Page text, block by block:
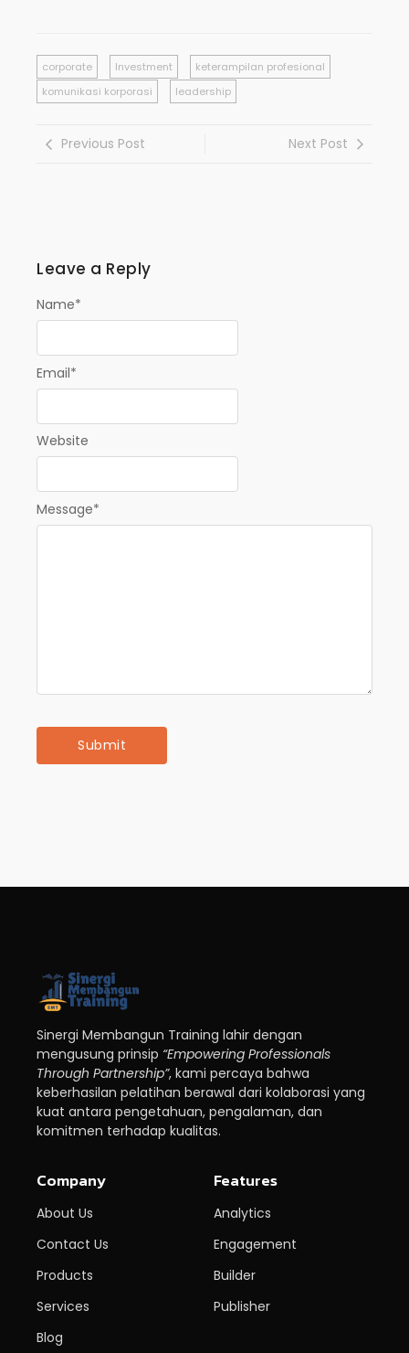
corporate Investment
keterampilan profesional
komunikasi korporasi
leadership
Previous Post Next Post
Leave a Reply
Message*
Name*
Email*
Website
Sinergi Membangun Training lahir dengan
mengusung prinsip “Empowering Professionals
Through Partnership”, kami percaya bahwa
keberhasilan pelatihan berawal dari kolaborasi yang
kuat antara pengetahuan, pengalaman, dan
komitmen terhadap kualitas.
Company
About Us
Contact Us
Products
Services
Blog
Features
Analytics
Engagement
Builder
Publisher